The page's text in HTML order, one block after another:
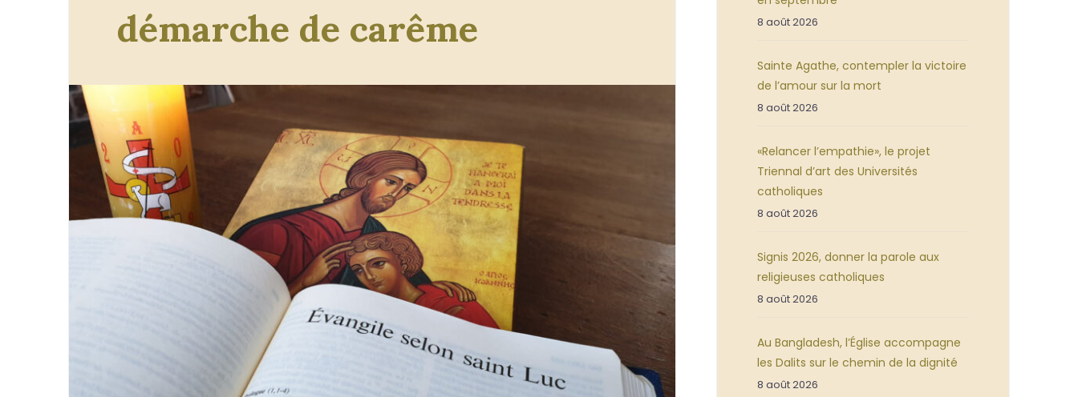
démarche de carême 8 août 2026
Sainte Agathe, contempler la victoire
de l’amour sur la mort
8 août 2026
«Relancer l’empathie», le projet
Triennal d’art des Universités
catholiques
8 août 2026
Signis 2026, donner la parole aux
religieuses catholiques
8 août 2026
Au Bangladesh, l’Église accompagne
les Dalits sur le chemin de la dignité
8 août 2026